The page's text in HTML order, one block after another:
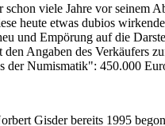
viele Jahre vor seinem
heute etwas dubios
und Empörung auf die
Angaben des Verkäufers
der Numismatik": 450.000
Gisder bereits 1995